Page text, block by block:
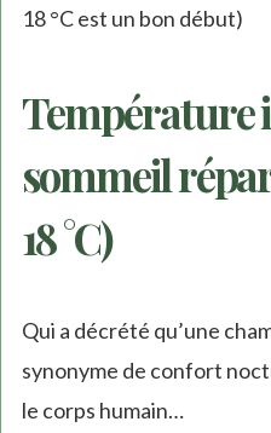
18 °C est un bon début)
Température
sommeil
18 °C)
Qui a décrété qu’une
synonyme de confort
le corps humain…